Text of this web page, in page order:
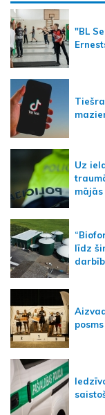
"BL
Uz
mājās
līdz
posms